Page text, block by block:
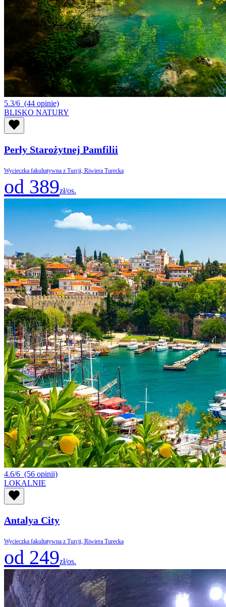
5.3/6 (44 opinie)
BLISKO NATURY
Perły Starożytnej Pamfilii
Wycieczka fakultatywna z Turcji, Riwiera Turecka
od 389zł/os.
4.6/6 (56 opinii)
LOKALNIE
Antalya City
Wycieczka fakultatywna z Turcji, Riwiera Turecka
od 249zł/os.